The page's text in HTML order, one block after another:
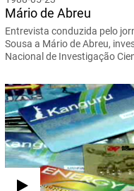
Mário de Abreu
Entrevista conduzida pelo
Sousa a Mário de Abreu,
Nacional de Investigação